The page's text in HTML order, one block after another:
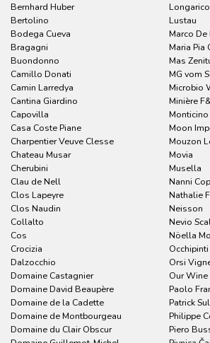
Bernhard Huber
Bertolino
Bodega Cueva
Bragagni
Buondonno
Camillo Donati
Camin Larredya
Cantina Giardino
Capovilla
Casa Coste Piane
Charpentier Veuve Clesse
Chateau Musar
Cherubini
Clau de Nell
Clos Lapeyre
Clos Naudin
Collalto
Cos
Crocizia
Dalzocchio
Domaine Castagnier
Domaine David Beaupère
Domaine de la Cadette
Domaine de Montbourgeau
Domaine du Clair Obscur
Longarico
Lustau
Marco
Maria Pia
Mas
MG vom
Microbio
Minière
Moon
Mouzon
Movia
Musella
Nanni
Nathalie
Neisson
Nevio
Nöella
Occhipinti
Orsi
Our Wine
Paolo
Patrick
Philippe
Piero